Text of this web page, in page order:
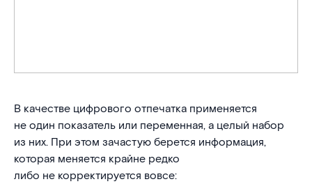
В качестве цифрового отпечатка применяется
не один показатель или переменная, а целый набор
из них. При этом зачастую берется информация,
которая меняется крайне редко
либо не корректируется вовсе: